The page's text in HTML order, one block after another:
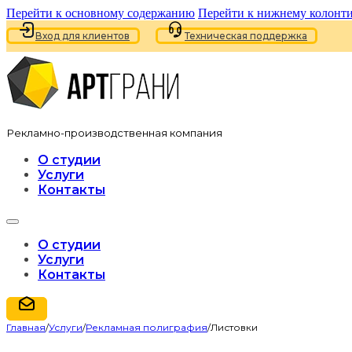
Перейти к основному содержанию Перейти к нижнему
Вход для клиентов Техническая поддержка
Рекламно-производственная компания
О студии
Услуги
Контакты
О студии
Услуги
Контакты
Главная/Услуги/Рекламная полиграфия/Листовки